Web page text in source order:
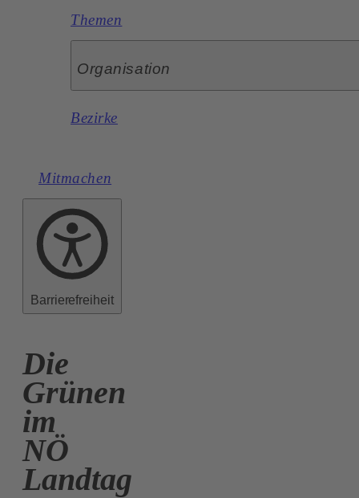
Themen
Organisation
Bezirke
Mitmachen
Barrierefreiheit
Die
Grünen
im
NÖ
Landtag